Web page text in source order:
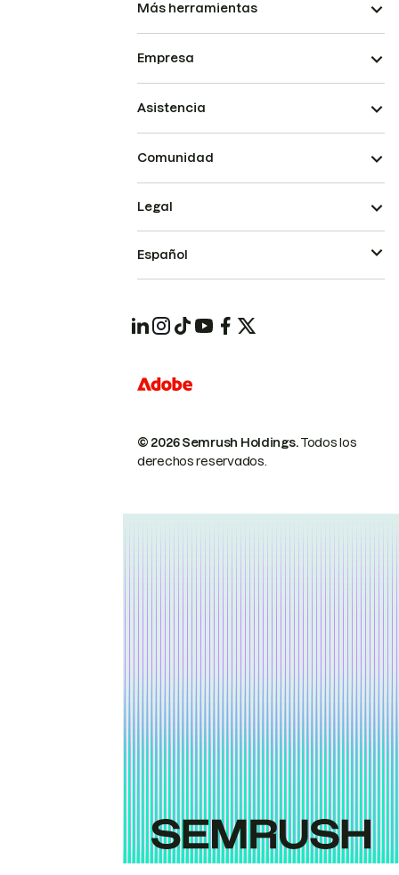
Más herramientas
Empresa
Asistencia
Comunidad
© 2026 Semrush Holdings.Todos los
derechos reservados.
Legal
Español